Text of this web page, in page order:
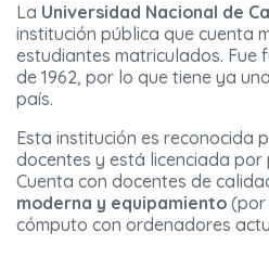
La Universidad Nacional de
institución pública que cuenta
estudiantes matriculados. Fue
de 1962, por lo que tiene ya
país.
Esta institución es reconocida
docentes y está licenciada por
Cuenta con docentes de
moderna y equipamiento (por
cómputo con ordenadores